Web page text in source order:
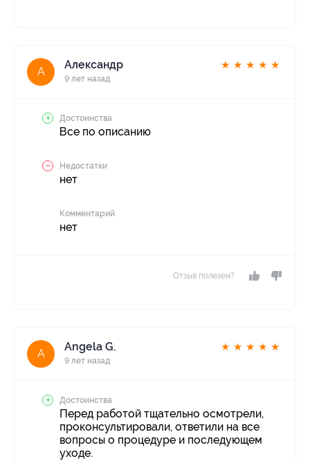
А
Александр
9 лет назад
★ ★ ★ ★ ★
Достоинства
Все по описанию
Недостатки
нет
Комментарий
нет
Отзыв полезен?
A
Angela G.
9 лет назад
★ ★ ★ ★ ★
Достоинства
Перед работой тщательно осмотрели,
проконсультировали, ответили на все
вопросы о процедуре и последующем
уходе.